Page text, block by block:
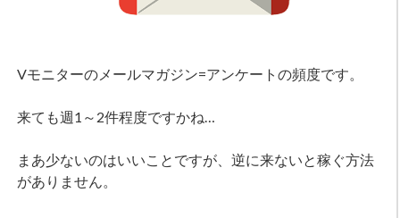
Vモニターのメールマガジン=アンケートの頻度です。
来ても週1～2件程度ですかね…
まあ少ないのはいいことですが、逆に来ないと稼ぐ方法
がありません。